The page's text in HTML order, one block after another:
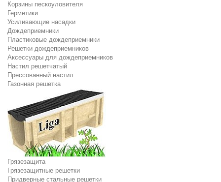
Корзины пескоуловителя
Герметики
Усиливающие насадки
Дождеприемники
Пластиковые дождеприемники
Решетки дождеприемников
Аксессуары для дождеприемников
Настил решетчатый
Прессованный настил
Газонная решетка
Грязезащита
Грязезащитные решетки
Придверные стальные решетки